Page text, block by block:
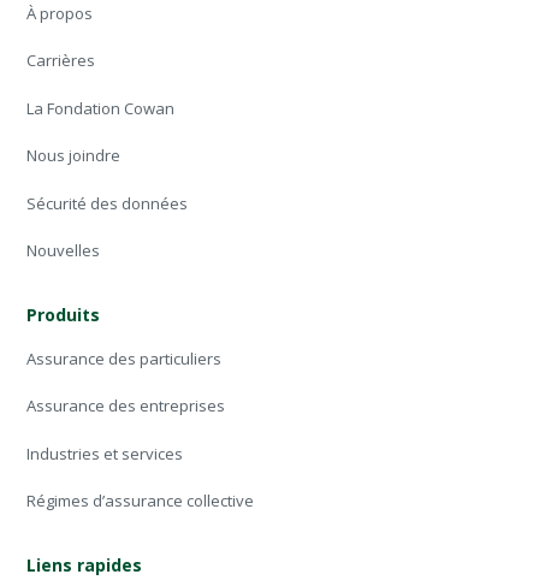
À propos
Carrières
La Fondation Cowan
Nous joindre
Sécurité des données
Nouvelles
Produits
Assurance des particuliers
Assurance des entreprises
Industries et services
Régimes d’assurance collective
Liens rapides